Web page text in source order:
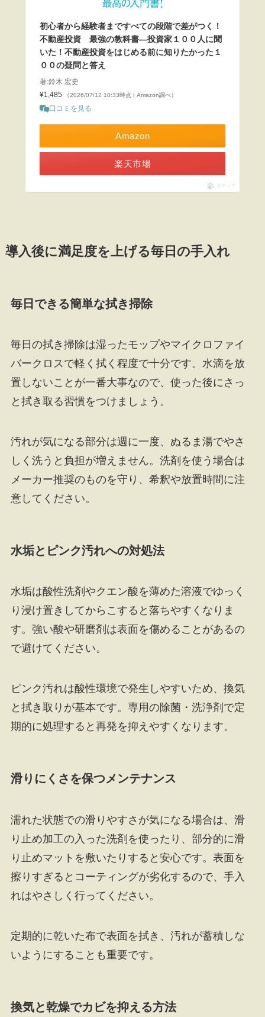
初心者から経験者まですべての段階で差がつく！
不動産投資 最強の教科書―投資家１００人に聞
いた！不動産投資をはじめる前に知りたかった１
００の疑問と答え
著:鈴木 宏史
¥1,485
（2026/07/12 10:33時点 | Amazon調べ）
口コミを見る
Amazon
楽天市場
ポチップ
導入後に満足度を上げる毎日の手入れ
毎日できる簡単な拭き掃除
毎日の拭き掃除は湿ったモップやマイクロファイ
バークロスで軽く拭く程度で十分です。水滴を放
置しないことが一番大事なので、使った後にさっ
と拭き取る習慣をつけましょう。
汚れが気になる部分は週に一度、ぬるま湯でやさ
しく洗うと負担が増えません。洗剤を使う場合は
メーカー推奨のものを守り、希釈や放置時間に注
意してください。
水垢とピンク汚れへの対処法
水垢は酸性洗剤やクエン酸を薄めた溶液でゆっく
り浸け置きしてからこすると落ちやすくなりま
す。強い酸や研磨剤は表面を傷めることがあるの
で避けてください。
ピンク汚れは酸性環境で発生しやすいため、換気
と拭き取りが基本です。専用の除菌・洗浄剤で定
期的に処理すると再発を抑えやすくなります。
滑りにくさを保つメンテナンス
濡れた状態での滑りやすさが気になる場合は、滑
り止め加工の入った洗剤を使ったり、部分的に滑
り止めマットを敷いたりすると安心です。表面を
擦りすぎるとコーティングが劣化するので、手入
れはやさしく行ってください。
定期的に乾いた布で表面を拭き、汚れが蓄積しな
いようにすることも重要です。
換気と乾燥でカビを抑える方法